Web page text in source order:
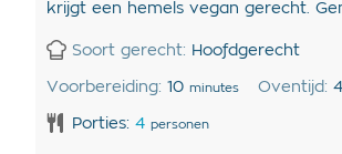
krijgt een hemels vegan gerecht.
Soort gerecht: Hoofdgerecht
Voorbereiding: 10 minutes Oventijd:
Porties:4 personen